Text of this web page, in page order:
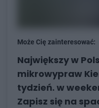
Może Cię zainteresować:
Największy w
mikrowypraw
tydzień. w
Zapisz się na